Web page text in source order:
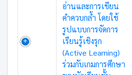
อ่านและการเขียน
คำควบกล้ำ โดยใช้
รูปแบบการจัดการ
เรียนรู้เชิงรุก
(Active Learning)
ร่วมกับเกมการศึกษา